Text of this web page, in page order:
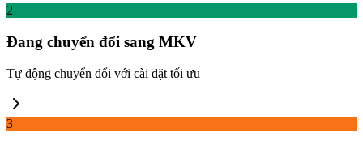
2
Đang chuyển đổi sang MKV
Tự động chuyển đổi với cài đặt tối ưu
3